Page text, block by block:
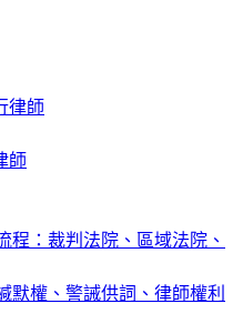
律師
師
程：裁判法院、區域法院、
默權、警誡供詞、律師權利